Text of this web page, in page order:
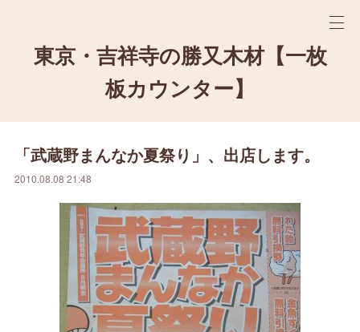
東京・吉祥寺の勝又木材【一枚
板カウンター】
「武蔵野まんなか夏祭り」、出店します。
2010.08.08 21:48